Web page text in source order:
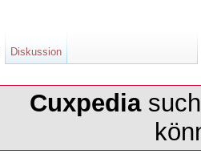
Cuxpedia
Diskussion